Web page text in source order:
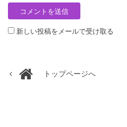
新しい投稿をメールで受け取る
トップページへ